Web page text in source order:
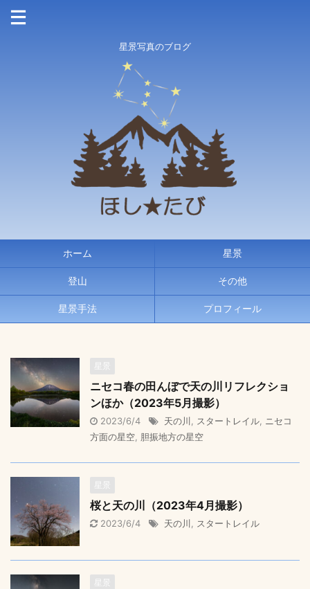
星景写真のブログ
ホーム 星景
登山 その他
星景手法 プロフィール
星景
ニセコ春の田んぼで天の川リフレクショ
ンほか（2023年5月撮影）
2023/6/4 天の川, スタートレイル, ニセコ
方面の星空, 胆振地方の星空
星景
桜と天の川（2023年4月撮影）
2023/6/4 天の川, スタートレイル
星景